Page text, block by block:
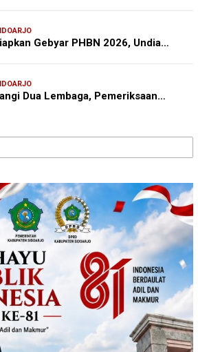
Gebyar PHBN 2026, Undia…
Dua Lembaga, Pemeriksaan…